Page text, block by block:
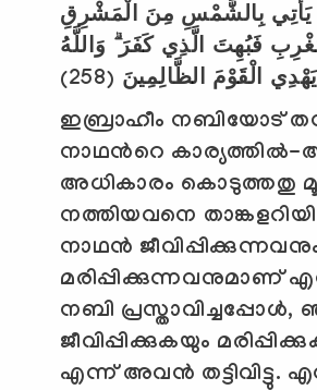
يَأْتِي بِالشَّمْسِ مِنَ الْمَشْرِقِ
فَبُهِتَ الَّذِي كَفَرَ ۗ وَاللَّهُ
يَهْدِي الْقَوْمَ الظَّالِمِينَ (258)
ഇബ്രാഹീം നബിയോട്
നാഥന്‍റെ
അധികാരം കൊടുത്തതു
നത്തിയവനെ
നാഥന്‍
മരിപ്പിക്കുന്നവനുമാണ്
നബി പ്രസ്താവിച്ചപ്പോള്‍,
ജീവിപ്പിക്കുകയും
എന്ന് അവന്‍ തട്ടിവിട്ടു.